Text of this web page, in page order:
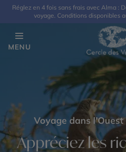
Réglez en 4 fois sans frais avec Alma :
voyage. Conditions disponibles
MENU
Voyage dans
Appréciez les